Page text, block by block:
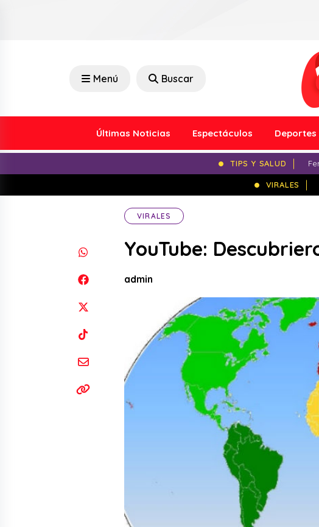
Menú Buscar
Últimas Noticias Espectáculos Deportes
TIPS Y SALUD
VIRALES
VIRALES
YouTube:
admin